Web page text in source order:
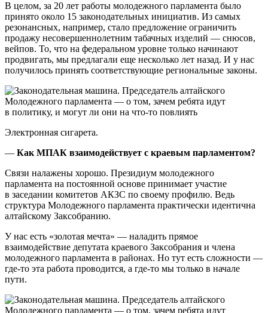
В целом, за 20 лет работы молодежного парламента было
принято около 15 законодательных инициатив. Из самых
резонансных, например, стало предложение ограничить
продажу несовершеннолетним табачных изделий — снюсов,
вейпов. То, что на федеральном уровне только начинают
продвигать, мы предлагали еще несколько лет назад. И у нас
получилось принять соответствующие региональные законы.
Электронная сигарета.
— Как МПАК взаимодействует с краевым парламентом?
Связи налажены хорошо. Президиум молодежного
парламента на постоянной основе принимает участие
в заседании комитетов АКЗС по своему профилю. Ведь
структура Молодежного парламента практически идентична
алтайскому Заксобранию.
У нас есть «золотая мечта» — наладить прямое
взаимодействие депутата краевого Заксобрания и члена
молодежного парламента в районах. Но тут есть сложности —
где-то эта работа проводится, а где-то мы только в начале
пути.